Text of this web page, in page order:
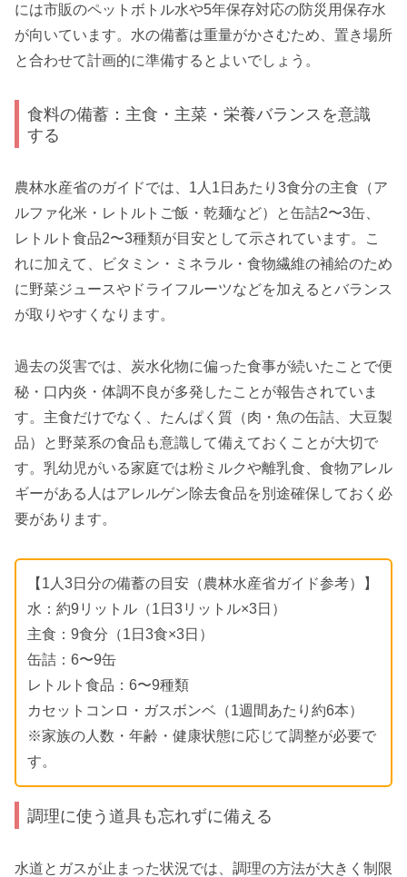
には市販のペットボトル水や5年保存対応の防災用保存水
が向いています。水の備蓄は重量がかさむため、置き場所
と合わせて計画的に準備するとよいでしょう。
食料の備蓄：主食・主菜・栄養バランスを意識
する
農林水産省のガイドでは、1人1日あたり3食分の主食（ア
ルファ化米・レトルトご飯・乾麺など）と缶詰2〜3缶、
レトルト食品2〜3種類が目安として示されています。こ
れに加えて、ビタミン・ミネラル・食物繊維の補給のため
に野菜ジュースやドライフルーツなどを加えるとバランス
が取りやすくなります。
過去の災害では、炭水化物に偏った食事が続いたことで便
秘・口内炎・体調不良が多発したことが報告されていま
す。主食だけでなく、たんぱく質（肉・魚の缶詰、大豆製
品）と野菜系の食品も意識して備えておくことが大切で
す。乳幼児がいる家庭では粉ミルクや離乳食、食物アレル
ギーがある人はアレルゲン除去食品を別途確保しておく必
要があります。
【1人3日分の備蓄の目安（農林水産省ガイド参考）】
水：約9リットル（1日3リットル×3日）
主食：9食分（1日3食×3日）
缶詰：6〜9缶
レトルト食品：6〜9種類
カセットコンロ・ガスボンベ（1週間あたり約6本）
※家族の人数・年齢・健康状態に応じて調整が必要で
す。
調理に使う道具も忘れずに備える
水道とガスが止まった状況では、調理の方法が大きく制限